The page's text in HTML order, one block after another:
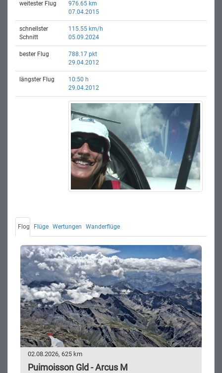
weitester Flug
976.65 km
07.04.2015
schnellster
Schnitt
115.55 km/h
05.09.2024
bester Flug
788.17 pkt
29.04.2012
längster Flug
10:50 h
29.04.2012
Flog Flüge Wertungen Wanderflüge
02.08.2026, 625 km
Puimoisson Gld - Arcus M